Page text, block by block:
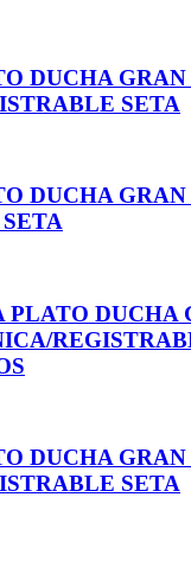
DUCHA
SETA
DUCHA
PLATO DUCHA
DUCHA
SETA